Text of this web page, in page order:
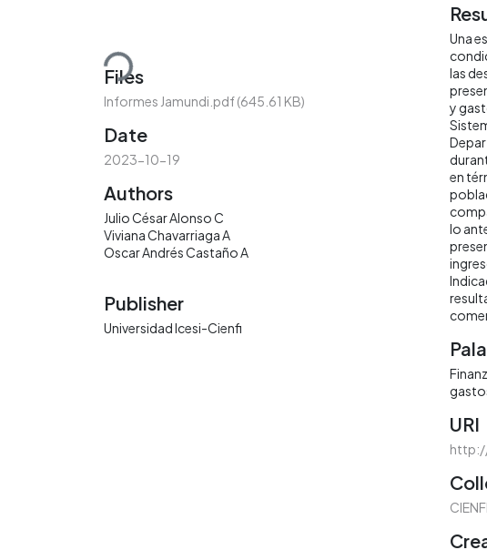
Loading...
Files
Informes Jamundi.pdf(645.61 KB)
Date
2023-10-19
Authors
Julio César Alonso C
Viviana Chavarriaga A
Oscar Andrés Castaño A
Publisher
Universidad Icesi-Cienfi
Una
las
y
en
lo
URI